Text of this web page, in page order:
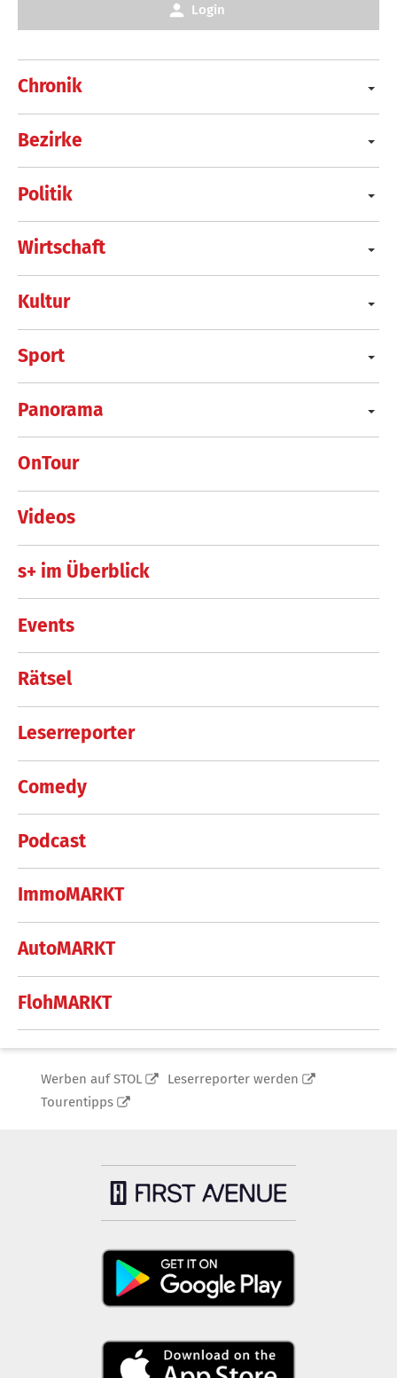
Chronik
Bezirke
Politik
Wirtschaft
Kultur
Sport
Panorama
OnTour
Videos
s+ im Überblick
Events
Rätsel
Leserreporter
Comedy
Podcast
ImmoMARKT
AutoMARKT
FlohMARKT
Login
Werben auf STOL
Leserreporter werden
Tourentipps